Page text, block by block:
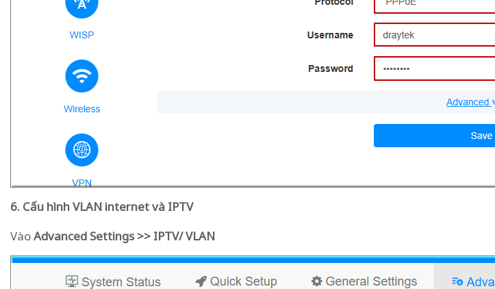
6. Cấu hình VLAN internet và IPTV
VàoAdvanced Settings >> IPTV/ VLAN